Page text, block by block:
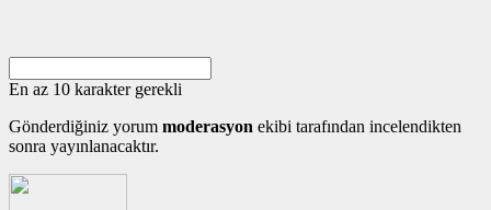
En az 10 karakter gerekli
Gönderdiğiniz yorum moderasyon ekibi tarafından incelendikten
sonra yayınlanacaktır.